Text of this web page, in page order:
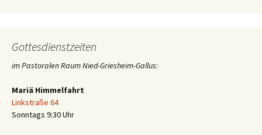
Gottesdienstzeiten
im Pastoralen Raum Nied-Griesheim-Gallus:
Mariä Himmelfahrt
Linkstraße 64
Sonntags 9:30 Uhr